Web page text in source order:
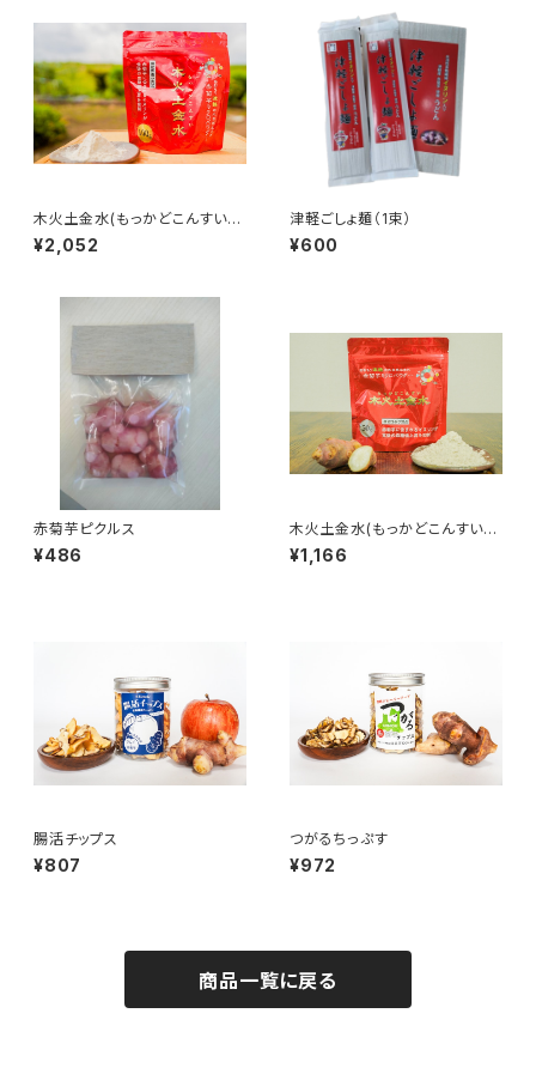
木火土金水(もっかどこんすい) 1
00g
¥2,052
津軽ごしょ麺（1束）
¥600
赤菊芋ピクルス
¥486
木火土金水(もっかどこんすい)
お試しパック 50ｇ
¥1,166
腸活チップス
¥807
つがるちっぷす
¥972
商品一覧に戻る